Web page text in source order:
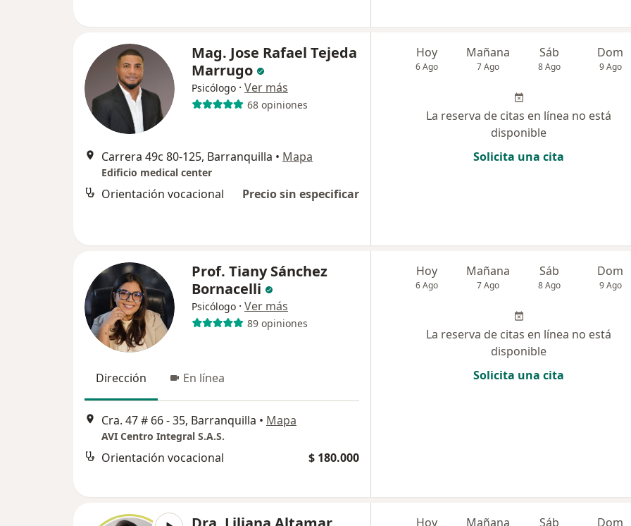
Mag. Jose Rafael Tejeda
Marrugo
Psicólogo · Ver más
68 opiniones
Carrera 49c 80-125, Barranquilla • Mapa
Edificio medical center
Orientación vocacional Precio sin especificar
Hoy
6 Ago
Mañana
7 Ago
Sáb
8 Ago
Dom
9 Ago
La reserva de citas en línea no está
disponible
Solicita una cita
Prof. Tiany Sánchez
Bornacelli
Psicólogo · Ver más
89 opiniones
Dirección En línea
Cra. 47 # 66 - 35, Barranquilla • Mapa
AVI Centro Integral S.A.S.
Orientación vocacional $ 180.000
Hoy
6 Ago
Mañana
7 Ago
Sáb
8 Ago
Dom
9 Ago
La reserva de citas en línea no está
disponible
Solicita una cita
Hoy Mañana Sáb Dom